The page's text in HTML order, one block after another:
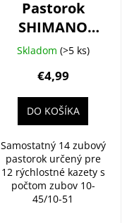
Pastorok
SHIMANO
14z. CS-
Skladom (>5 ks)
€4,99
DO KOŠÍKA
Samostatný 14 zubový
pastorok určený pre
12 rýchlostné kazety s
počtom zubov 10-
45/10-51